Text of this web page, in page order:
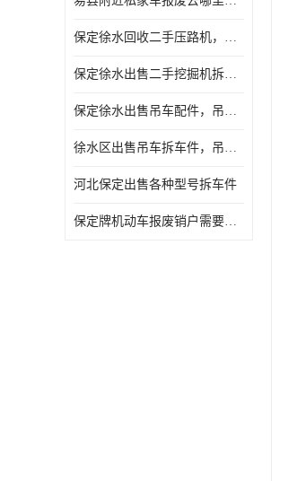
保定徐水回收二手压路机，压路机拆解市场在哪
保定徐水出售二手挖掘机拆车件，挖掘机配件，液压件出售
保定徐水出售吊车配件，吊车拆车件出售
徐水区出售吊车拆车件，吊车液压件，吊车发动机变速箱出售
河北保定出售各种型号拆车件
保定牌机动车报废销户需要带哪些手续，流程咨询